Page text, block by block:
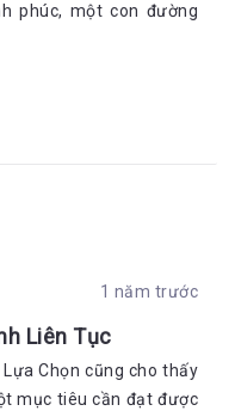
phúc, một con đường
1 năm trước
Liên Tục
Chọn cũng cho thấy
mục tiêu cần đạt được